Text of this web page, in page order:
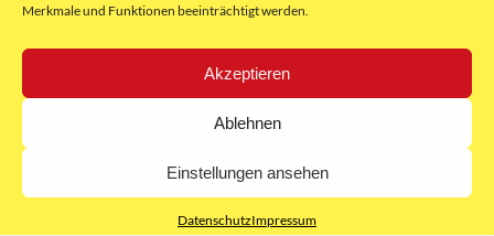
Merkmale und Funktionen beeinträchtigt werden.
Akzeptieren
Ablehnen
Einstellungen ansehen
DatenschutzImpressum
E-Mail